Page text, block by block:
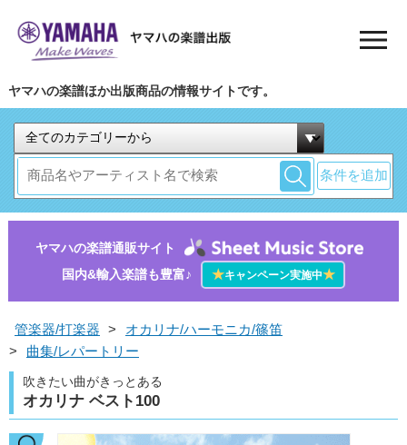
ヤマハの楽譜ほか出版商品の情報サイトです。
条件を追加
ヤマハの楽譜通販サイト
国内&輸入楽譜も豊富♪
★キャンペーン実施中★
管楽器/打楽器 >
オカリナ/ハーモニカ/篠笛
>
曲集/レパートリー
吹きたい曲がきっとある
オカリナ ベスト100